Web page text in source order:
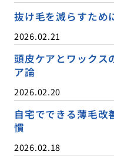
抜け毛を減らすため
2026.02.21
頭皮ケアとワックス
ア論
2026.02.20
自宅でできる薄毛改
慣
2026.02.18